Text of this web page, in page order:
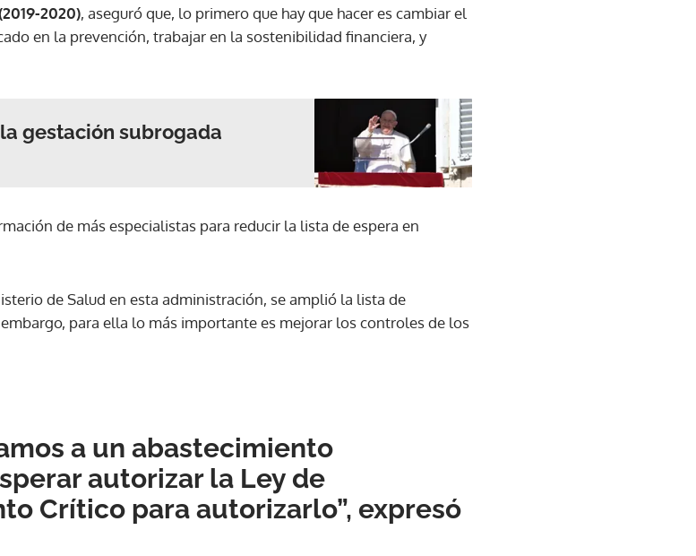
2020), aseguró que, lo primero que hay que hacer es cambiar el
en la prevención, trabajar en la sostenibilidad financiera, y
gestación subrogada
de más especialistas para reducir la lista de espera en
de Salud en esta administración, se amplió la lista de
para ella lo más importante es mejorar los controles de los
a un abastecimiento
autorizar la Ley de
Crítico para autorizarlo”, expresó